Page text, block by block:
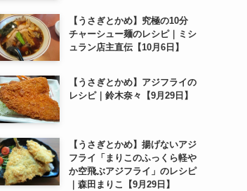
【うさぎとかめ】究極の10分
チャーシュー麺のレシピ｜ミシ
ュラン店主直伝【10月6日】
【うさぎとかめ】アジフライの
レシピ｜鈴木奈々【9月29日】
【うさぎとかめ】揚げないアジ
フライ「まりこのふっくら軽や
か空飛ぶアジフライ」のレシピ
｜森田まりこ【9月29日】